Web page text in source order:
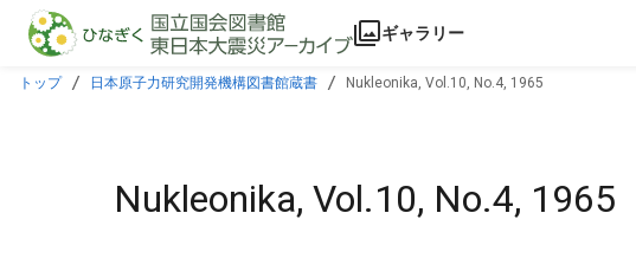
本文に飛ぶ
ギャラリー
トップ 日本原子力研究開発機構図書館蔵書 Nukleonika, Vol.10, No.4, 1965
Nukleonika, Vol.10, No.4, 1965